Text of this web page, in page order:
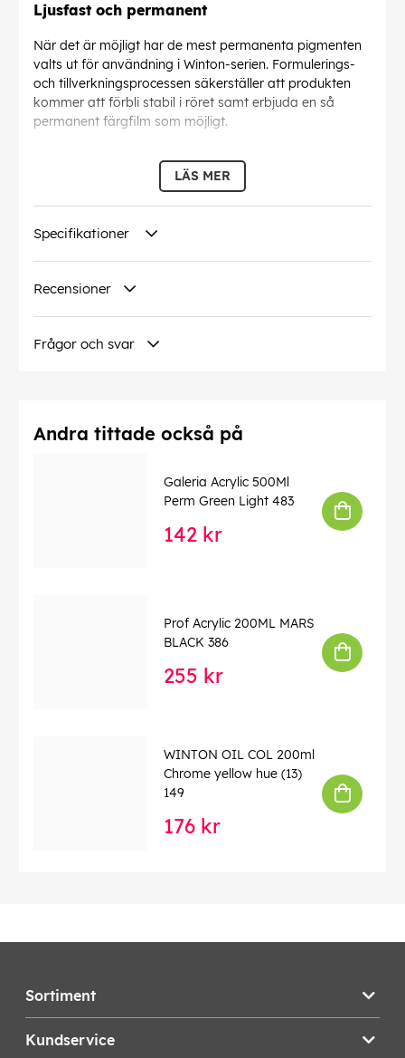
Ljusfast och permanent
När det är möjligt har de mest permanenta pigmenten
valts ut för användning i Winton-serien. Formulerings-
och tillverkningsprocessen säkerställer att produkten
kommer att förbli stabil i röret samt erbjuda en så
permanent färgfilm som möjligt.
LÄS MER
Specifikationer
Recensioner
Frågor och svar
Andra tittade också på
Galeria Acrylic 500Ml
Perm Green Light 483
142 kr
Prof Acrylic 200ML MARS
BLACK 386
255 kr
WINTON OIL COL 200ml
Chrome yellow hue (13)
149
176 kr
Sortiment
Kundservice